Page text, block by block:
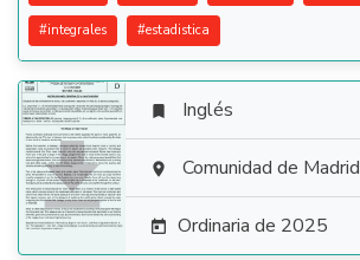
#integrales #estadistica

 Inglés
 Comunidad de Madrid
 Ordinaria de 2025